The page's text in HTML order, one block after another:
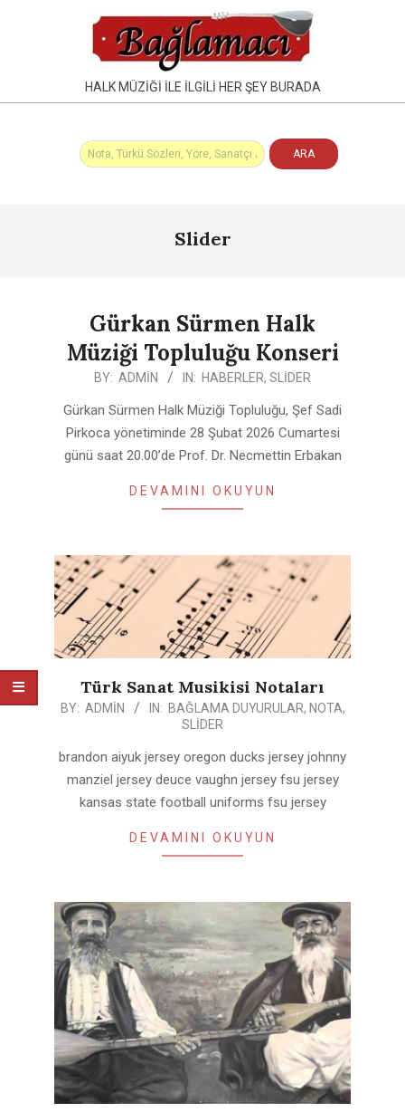
HALK MÜZIĞI İLE İLGILI HER ŞEY BURADA
Slider
Gürkan Sürmen Halk
Müziği Topluluğu Konseri
BY: ADMIN IN: HABERLER, SLIDER
Gürkan Sürmen Halk Müziği Topluluğu, Şef Sadi
Pirkoca yönetiminde 28 Şubat 2026 Cumartesi
günü saat 20.00’de Prof. Dr. Necmettin Erbakan
DEVAMINI OKUYUN
Türk Sanat Musikisi Notaları
2023-
07
BY: ADMIN IN: BAĞLAMA DUYURULAR, NOTA,
SLIDER
brandon aiyuk jersey oregon ducks jersey johnny
manziel jersey deuce vaughn jersey fsu jersey
kansas state football uniforms fsu jersey
DEVAMINI OKUYUN